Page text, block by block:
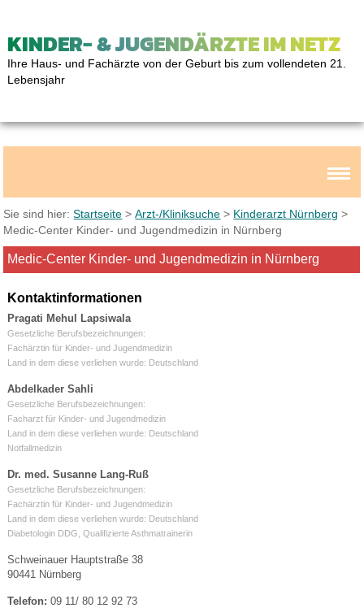
KINDER- & JUGENDÄRZTE IM NETZ
Ihre Haus- und Fachärzte von der Geburt bis zum vollendeten 21.
Lebensjahr
Sie sind hier:Startseite >Arzt-/Kliniksuche > Kinderarzt Nürnberg >
Medic-Center Kinder- und Jugendmedizin in Nürnberg
Medic-Center Kinder- und Jugendmedizin in Nürnberg
Kontaktinformationen
Pragati Mehul Lapsiwala
Gesetzliche Berufsbezeichnungen:
Fachärztin für Kinder- und Jugendmedizin
Land in dem diese verliehen wurde: Deutschland
Abdelkader Sahli
Gesetzliche Berufsbezeichnungen:
Facharzt für Kinder- und Jugendmedizin
Land in dem diese verliehen wurde: Deutschland
Notfallmedizin
Dr. med. Susanne Lang-Ruß
Gesetzliche Berufsbezeichnungen:
Fachärztin für Kinder- und Jugendmedizin
Land in dem diese verliehen wurde: Deutschland
Diabetologin DDG, Qualifizierte Asthmatrainerin
Schweinauer Hauptstraße 38
90441 Nürnberg
Telefon: 09 11/ 80 12 92 73